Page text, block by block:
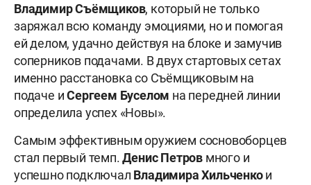
Владимир Съёмщиков, который не только
заряжал всю команду эмоциями, но и помогая
ей делом, удачно действуя на блоке и замучив
соперников подачами. В двух стартовых сетах
именно расстановка со Съёмщиковым на
подаче иСергеем Буселом на передней линии
определила успех «Новы».
Самым эффективным оружием сосновоборцев
стал первый темп.Денис Петров много и
успешно подключал Владимира Хильченкои